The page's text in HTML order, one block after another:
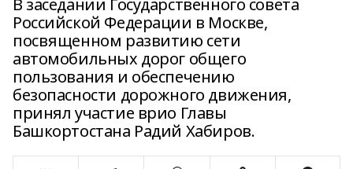
В заседании Государственного совета
Российской Федерации в Москве,
посвященном развитию сети
автомобильных дорог общего
пользования и обеспечению
безопасности дорожного движения,
принял участие врио Главы
Башкортостана Радий Хабиров.